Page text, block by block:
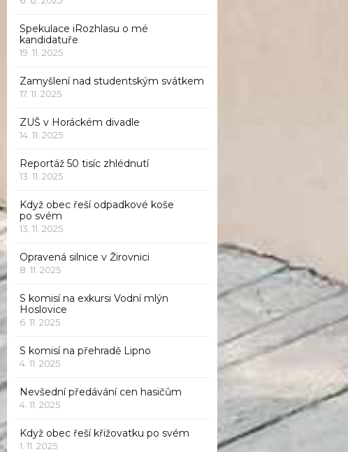
Spekulace iRozhlasu o mé
kandidatuře
19. 11. 2025
Zamyšlení nad studentským svátkem
17. 11. 2025
ZUŠ v Horáckém divadle
14. 11. 2025
Reportáž 50 tisíc zhlédnutí
13. 11. 2025
Když obec řeší odpadkové koše
po svém
13. 11. 2025
Opravená silnice v Žirovnici
8. 11. 2025
S komisí na exkursi Vodní mlýn
Hoslovice
6. 11. 2025
S komisí na přehradě Lipno
4. 11. 2025
Nevšední předávání cen hasičům
4. 11. 2025
Když obec řeší křižovatku po svém
1. 11. 2025